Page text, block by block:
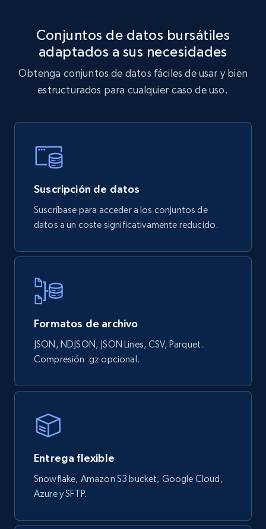
Conjuntos de datos bursátiles
adaptados a sus necesidades
Obtenga conjuntos de datos fáciles de usar y bien
estructurados para cualquier caso de uso.
Suscripción de datos
Suscríbase para acceder a los conjuntos de
datos a un coste significativamente reducido.
Formatos de archivo
JSON, NDJSON, JSON Lines, CSV, Parquet.
Compresión .gz opcional.
Entrega flexible
Snowflake, Amazon S3 bucket, Google Cloud,
Azure y SFTP.